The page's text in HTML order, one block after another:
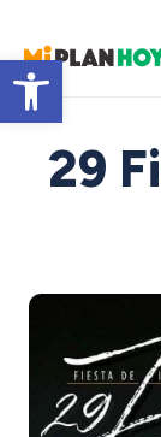
Abrir barra de
29